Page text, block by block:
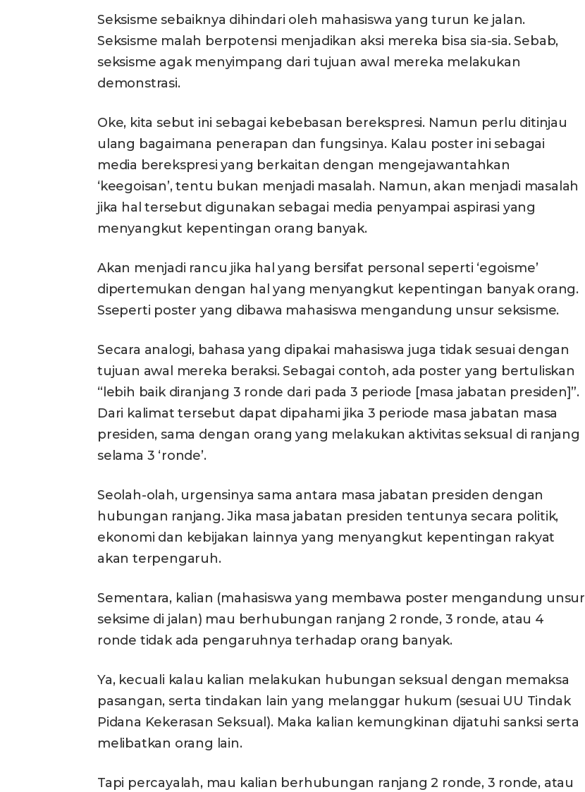
Seksisme sebaiknya dihindari oleh mahasiswa yang turun ke jalan.
Seksisme malah berpotensi menjadikan aksi mereka bisa sia-sia. Sebab,
seksisme agak menyimpang dari tujuan awal mereka melakukan
demonstrasi.
Oke, kita sebut ini sebagai kebebasan berekspresi. Namun perlu ditinjau
ulang bagaimana penerapan dan fungsinya. Kalau poster ini sebagai
media berekspresi yang berkaitan dengan mengejawantahkan
‘keegoisan’, tentu bukan menjadi masalah. Namun, akan menjadi masalah
jika hal tersebut digunakan sebagai media penyampai aspirasi yang
menyangkut kepentingan orang banyak.
Akan menjadi rancu jika hal yang bersifat personal seperti ‘egoisme’
dipertemukan dengan hal yang menyangkut kepentingan banyak orang.
Sseperti poster yang dibawa mahasiswa mengandung unsur seksisme.
Secara analogi, bahasa yang dipakai mahasiswa juga tidak sesuai dengan
tujuan awal mereka beraksi. Sebagai contoh, ada poster yang bertuliskan
“lebih baik diranjang 3 ronde dari pada 3 periode [masa jabatan presiden]”.
Dari kalimat tersebut dapat dipahami jika 3 periode masa jabatan masa
presiden, sama dengan orang yang melakukan aktivitas seksual di ranjang
selama 3 ‘ronde’.
Seolah-olah, urgensinya sama antara masa jabatan presiden dengan
hubungan ranjang. Jika masa jabatan presiden tentunya secara politik,
ekonomi dan kebijakan lainnya yang menyangkut kepentingan rakyat
akan terpengaruh.
Sementara, kalian (mahasiswa yang membawa poster mengandung unsur
seksime di jalan) mau berhubungan ranjang 2 ronde, 3 ronde, atau 4
ronde tidak ada pengaruhnya terhadap orang banyak.
Ya, kecuali kalau kalian melakukan hubungan seksual dengan memaksa
pasangan, serta tindakan lain yang melanggar hukum (sesuai UU Tindak
Pidana Kekerasan Seksual). Maka kalian kemungkinan dijatuhi sanksi serta
melibatkan orang lain.
Tapi percayalah, mau kalian berhubungan ranjang 2 ronde, 3 ronde, atau